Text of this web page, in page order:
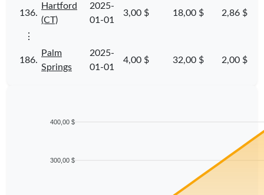
136.
Hartford
(CT)
2025-
01-01
3,00 $ 18,00 $ 2,86 $
⋮
186.
Palm
Springs
2025-
01-01
4,00 $ 32,00 $ 2,00 $
400,00 $
300,00 $